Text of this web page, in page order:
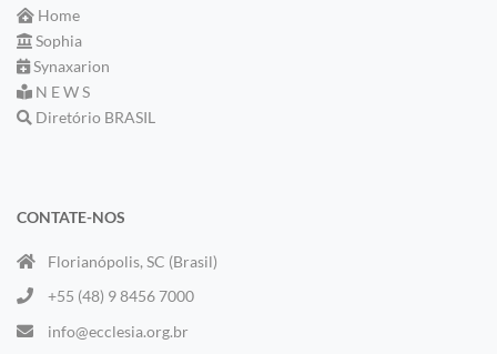
Home
Sophia
Synaxarion
N E W S
Diretório BRASIL
CONTATE-NOS
Florianópolis, SC (Brasil)
+55 (48) 9 8456 7000
info@ecclesia.org.br